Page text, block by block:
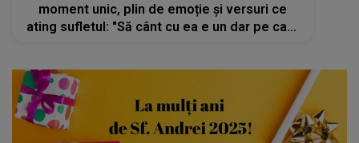
moment unic, plin de emoție și versuri ce
ating sufletul: "Să cânt cu ea e un dar pe care